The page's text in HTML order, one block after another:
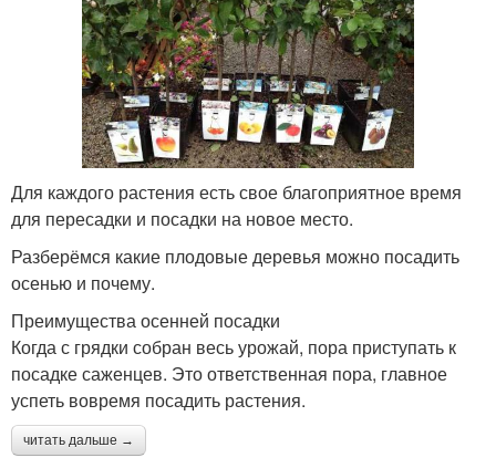
Для каждого растения есть свое благоприятное время
для пересадки и посадки на новое место.
Разберёмся какие плодовые деревья можно посадить
осенью и почему.
Преимущества осенней посадки
Когда с грядки собран весь урожай, пора приступать к
посадке саженцев. Это ответственная пора, главное
успеть вовремя посадить растения.
читать дальше →